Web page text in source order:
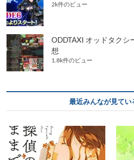
2k件のビュー
ODDTAXI オッドタクシ
想
1.8k件のビュー
最近みんなが見てい